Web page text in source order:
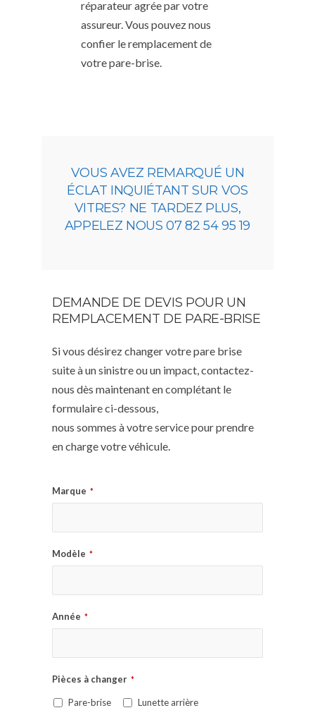
réparateur agrée par votre
assureur. Vous pouvez nous
confier le remplacement de
votre pare-brise.
VOUS AVEZ REMARQUÉ UN
ÉCLAT INQUIÉTANT SUR VOS
VITRES? NE TARDEZ PLUS,
APPELEZ NOUS 07 82 54 95 19
DEMANDE DE DEVIS POUR UN
REMPLACEMENT DE PARE-BRISE
Si vous désirez changer votre pare brise
suite à un sinistre ou un impact, contactez-
nous dès maintenant en complétant le
formulaire ci-dessous,
nous sommes à votre service pour prendre
en charge votre véhicule.
Marque *
Modèle *
Année *
Pièces à changer *
Pare-brise Lunette arrière